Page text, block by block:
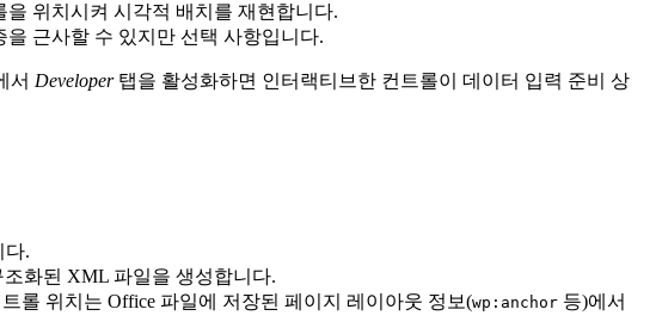
위치시켜 시각적 배치를 재현합니다.
근사할 수 있지만 선택 사항입니다.
서 Developer탭을 활성화하면 인터랙티브한 컨트롤이 데이터 입력 준비 상
다.
조화된 XML 파일을 생성합니다.
롤 위치는 Office 파일에 저장된 페이지 레이아웃 정보(wp:anchor 등)에서